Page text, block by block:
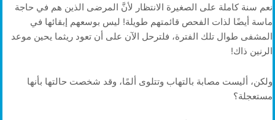
نعم سنة كاملة على الصغيرة الانتظار لأنَّ المرضى الذين هم في حاجة
ماسة أيضًا لذات الفحص قائمتهم طويلة! ليس بوسعهم إبقائها في
المشفى طوال تلك الفترة، فلترحل الآن على أن تعود ريثما يحين موعد
الرنين ذاك!
ولكن، أليست مصابة بالتهاب وتتلوى ألمًا، وقد شخصت حالتها بأنها
مستعجلة؟